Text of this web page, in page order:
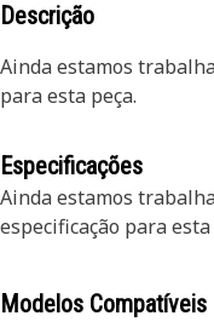
Descrição
Ainda estamos
para esta peça.
Especificações
Ainda estamos
especificação para esta
Modelos Compatíveis